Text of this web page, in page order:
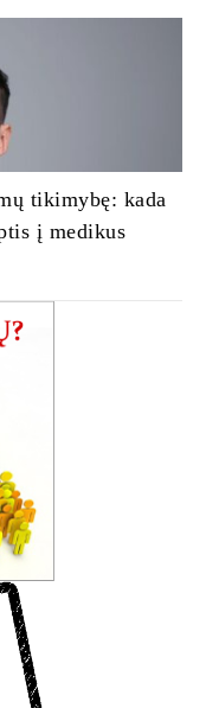
tikimybę: kada
į medikus